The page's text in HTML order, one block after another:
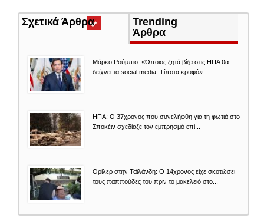
Σχετικά Άρθρα(ενεργή
καρτέλα)
Trending
Άρθρα
Μάρκο Ρούμπιο: «Όποιος ζητά βίζα στις ΗΠΑ θα
δείχνει τα social media. Τίποτα κρυφό»....
ΗΠΑ: Ο 37χρονος που συνελήφθη για τη φωτιά στο
Σποκέιν σχεδίαζε τον εμπρησμό επί...
Θρίλερ στην Ταϊλάνδη: Ο 14χρονος είχε σκοτώσει
τους παππούδες του πριν το μακελειό στο...